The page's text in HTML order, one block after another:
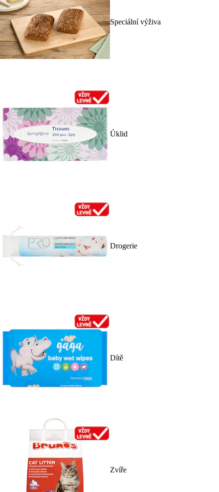
Speciální výživa
Úklid
Drogerie
Dítě
Zvíře